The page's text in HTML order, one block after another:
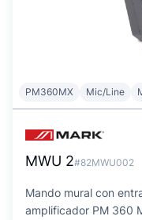
PM360MX Mic/Line
MWU 2#82MWU002
Mando mural con
amplificador PM 360